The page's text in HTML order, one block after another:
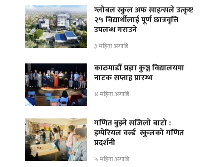
ग्लोबल स्कुल अफ साइन्सले उत्कृष्ट
२५ विद्यार्थीलाई पूर्ण छात्रवृत्ति
उपलब्ध गराउने
३ महिना अगाडि
काठमाडौँ प्रज्ञा कुञ्ज विद्यालयमा
नाटक सप्ताह प्रारम्भ
४ महिना अगाडि
गणित बुझ्ने सजिलो बाटो :
इम्पेरियल वर्ल्ड स्कुलको गणित
प्रदर्शनी
५ महिना अगाडि